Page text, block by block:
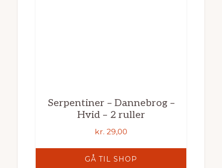
Serpentiner – Dannebrog –
Hvid – 2 ruller
kr. 29,00
GÅ TIL SHOP